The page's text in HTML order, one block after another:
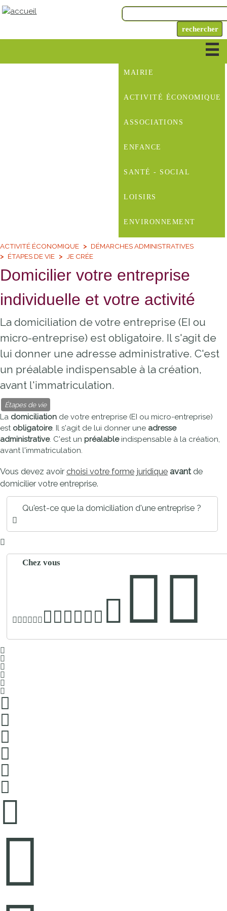
MAIRIE
ACTIVITÉ ÉCONOMIQUE
ASSOCIATIONS
ENFANCE
SANTÉ - SOCIAL
LOISIRS
ENVIRONNEMENT
ACTIVITÉ ÉCONOMIQUE
DÉMARCHES ADMINISTRATIVES
ÉTAPES DE VIE
JE CRÉE
Domicilier votre entreprise
individuelle et votre activité
La domiciliation de votre entreprise (EI ou
micro-entreprise) est obligatoire. Il s'agit de
lui donner une adresse administrative. C'est
un préalable indispensable à la création,
avant l'immatriculation.
Étapes de vie
La domiciliation de votre entreprise (EI ou micro-entreprise)
est obligatoire. Il s'agit de lui donner une adresse
administrative. C'est un préalableindispensable à la création,
avant l'immatriculation.
Vous devez avoirchoisi votre forme juridique avantde
domicilier votre entreprise.
Qu'est-ce que la domiciliation d'une entreprise ?
Chez vous